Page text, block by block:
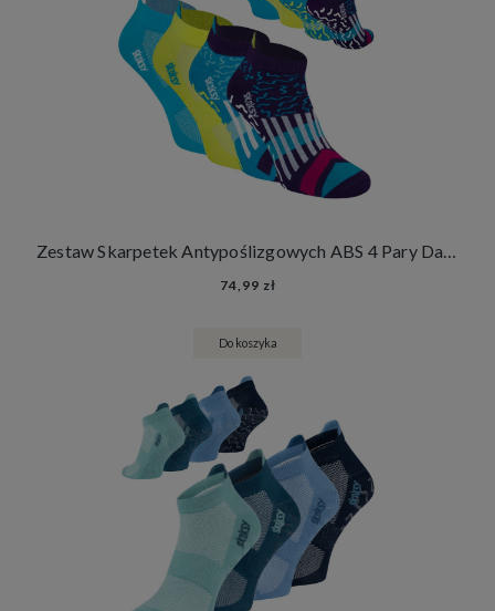
Zestaw Skarpetek Antypoślizgowych ABS 4 Pary Damskie Męskie Skarpety Stopki Joga Fitness
74,99 zł
Do koszyka